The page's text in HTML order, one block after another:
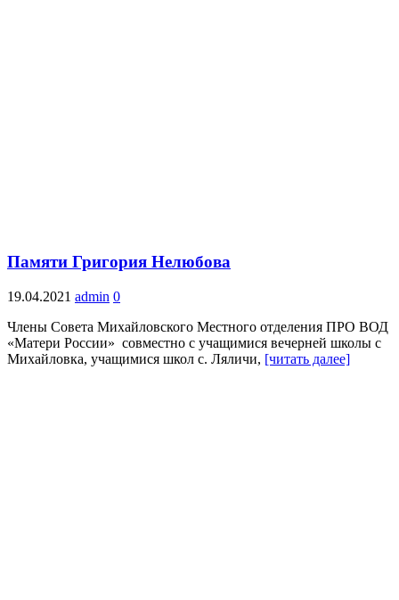
Памяти Григория Нелюбова
19.04.2021 admin 0
Члены Совета Михайловского Местного отделения ПРО ВОД
«Матери России» совместно с учащимися вечерней школы с
Михайловка, учащимися школ с. Ляличи, [читать далее]